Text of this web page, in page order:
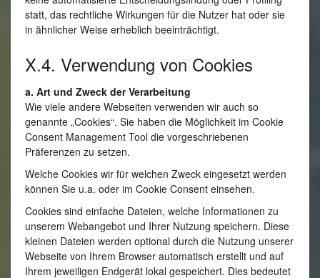
statt, das rechtliche Wirkungen für die Nutzer hat oder sie
in ähnlicher Weise erheblich beeinträchtigt.
X.4. Verwendung von Cookies
a. Art und Zweck der Verarbeitung
Wie viele andere Webseiten verwenden wir auch so
genannte „Cookies“. Sie haben die Möglichkeit im Cookie
Consent Management Tool die vorgeschriebenen
Präferenzen zu setzen.
Welche Cookies wir für welchen Zweck eingesetzt werden
können Sie u.a. oder im Cookie Consent einsehen.
Cookies sind einfache Dateien, welche Informationen zu
unserem Webangebot und Ihrer Nutzung speichern. Diese
kleinen Dateien werden optional durch die Nutzung unserer
Webseite von Ihrem Browser automatisch erstellt und auf
Ihrem jeweiligen Endgerät lokal gespeichert. Dies bedeutet